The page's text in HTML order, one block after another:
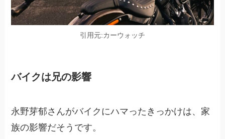
引用元:カーウォッチ
バイクは兄の影響
永野芽郁さんがバイクにハマったきっかけは、家
族の影響だそうです。